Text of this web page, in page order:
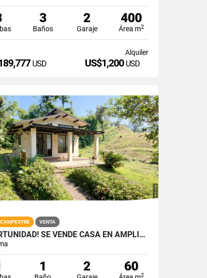
3
Baños
2
Garaje
400
Área m2
USD
Alquiler
US$1,200 USD
VENTA
OPORTUNIDAD! SE VENDE CASA EN AMPLIO TERRENO EN ALTOS DEL MARIA
1 2 60
2